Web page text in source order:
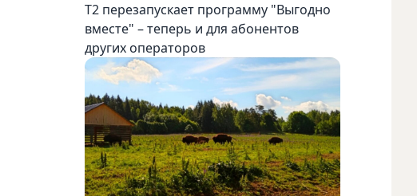
Т2 перезапускает программу "Выгодно
вместе" – теперь и для абонентов
других операторов